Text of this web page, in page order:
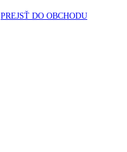
PREJSŤ DO OBCHODU